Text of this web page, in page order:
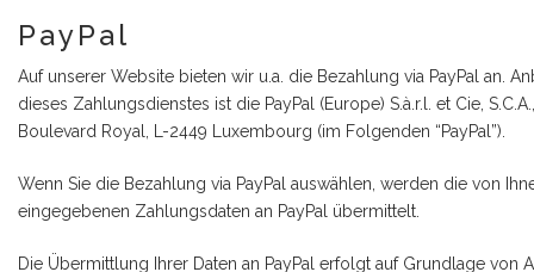
PayPal
Auf unserer Website bieten wir u.a. die Bezahlung via PayPal an.
dieses Zahlungsdienstes ist die PayPal (Europe) S.à.r.l. et Cie,
Boulevard Royal, L-2449 Luxembourg (im Folgenden “PayPal”).
Wenn Sie die Bezahlung via PayPal auswählen, werden die von
eingegebenen Zahlungsdaten an PayPal übermittelt.
Die Übermittlung Ihrer Daten an PayPal erfolgt auf Grundlage von